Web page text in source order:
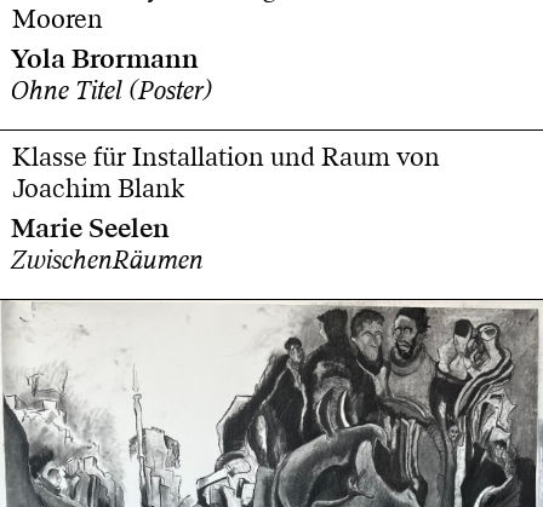
Mooren
Yola Brormann
Ohne Titel (Poster)
Klasse für Installation und Raum von
Joachim Blank
Marie Seelen
ZwischenRäumen